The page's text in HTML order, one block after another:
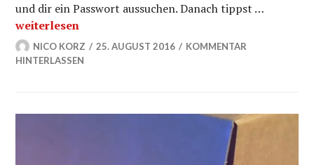
und dir ein Passwort aussuchen. Danach tippst …
Airbons – Nie wieder Essen bezahlen? –
weiterlesen
NICO KORZ 25. AUGUST 2016
KOMMENTAR
HINTERLASSEN